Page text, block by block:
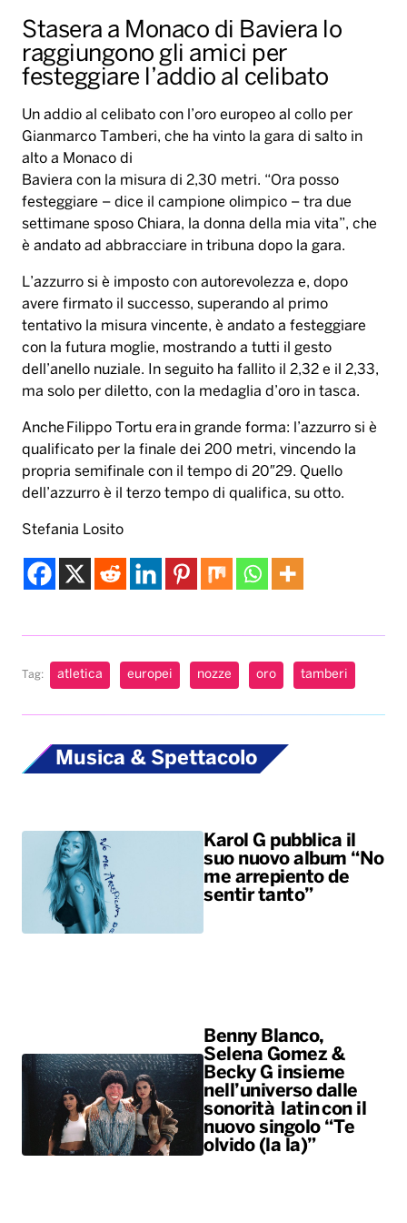
Stasera a Monaco di Baviera lo
raggiungono gli amici per
festeggiare l’addio al celibato
Un addio al celibato con l’oro europeo al collo per
Gianmarco Tamberi, che ha vinto la gara di salto in
alto a Monaco di
Baviera con la misura di 2,30 metri. “Ora posso
festeggiare – dice il campione olimpico – tra due
settimane sposo Chiara, la donna della mia vita”, che
è andato ad abbracciare in tribuna dopo la gara.
L’azzurro si è imposto con autorevolezza e, dopo
avere firmato il successo, superando al primo
tentativo la misura vincente, è andato a festeggiare
con la futura moglie, mostrando a tutti il gesto
dell’anello nuziale. In seguito ha fallito il 2,32 e il 2,33,
ma solo per diletto, con la medaglia d’oro in tasca.
Anche Filippo Tortu era in grande forma: l’azzurro si è
qualificato per la finale dei 200 metri, vincendo la
propria semifinale con il tempo di 20″29. Quello
dell’azzurro è il terzo tempo di qualifica, su otto.
Stefania Losito
Tag: atletica europei nozze oro tamberi
Musica & Spettacolo
Karol G pubblica il
suo nuovo album “No
me arrepiento de
sentir tanto”
Benny Blanco,
Selena Gomez &
Becky G insieme
nell’universo dalle
sonorità latin con il
nuovo singolo “Te
olvido (la la)”